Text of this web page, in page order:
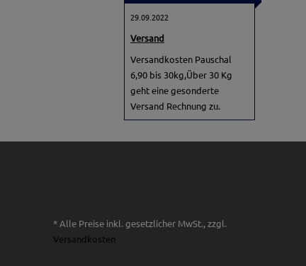
29.09.2022
Versand
Versandkosten Pauschal
6,90 bis 30kg,Über 30 Kg
geht eine gesonderte
Versand Rechnung zu.
* Alle Preise inkl. gesetzlicher MwSt., zzgl.
Versandkosten